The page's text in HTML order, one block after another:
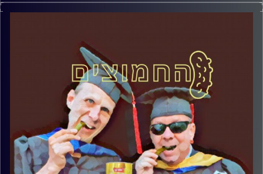
דוד ופרופסור גלעד הירשברגר
קרדיט תמונות:AudioVersity